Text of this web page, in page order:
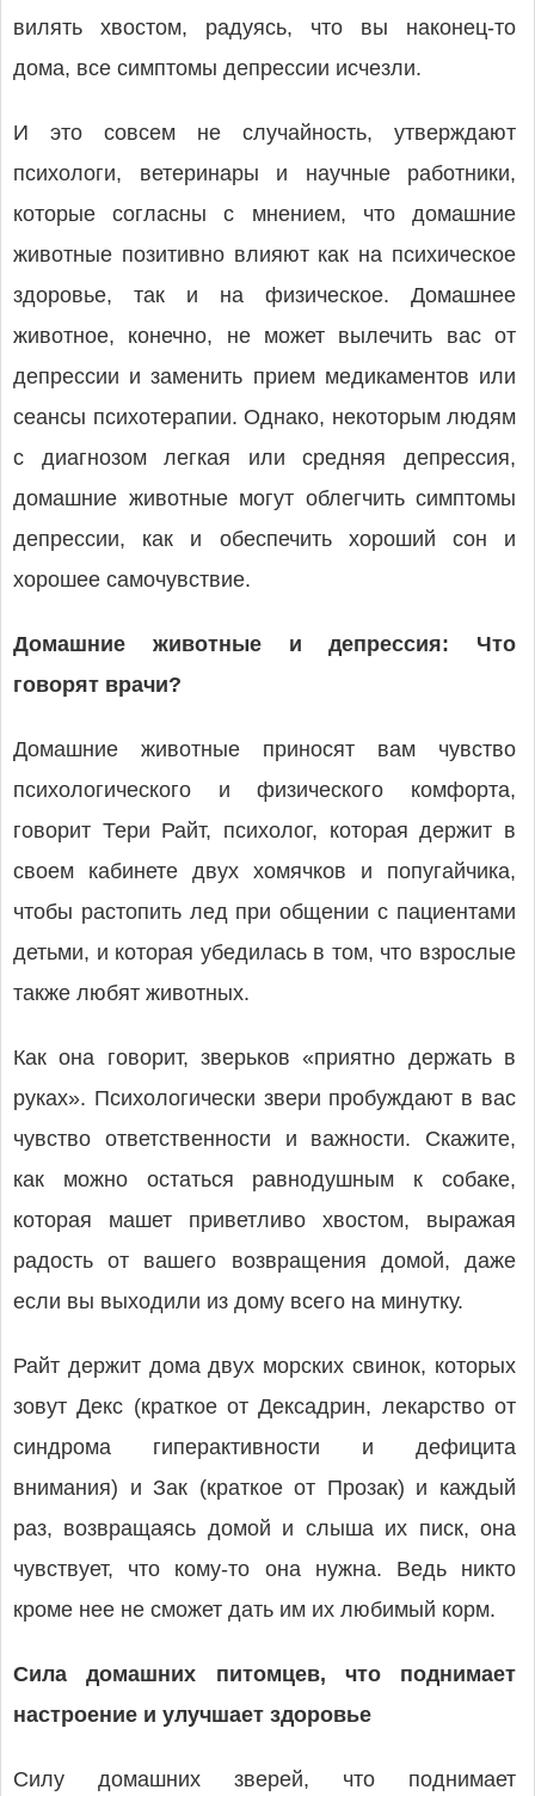
вилять хвостом, радуясь, что вы наконец-то
дома, все симптомы депрессии исчезли.
И это совсем не случайность, утверждают
психологи, ветеринары и научные работники,
которые согласны с мнением, что домашние
животные позитивно влияют как на психическое
здоровье, так и на физическое. Домашнее
животное, конечно, не может вылечить вас от
депрессии и заменить прием медикаментов или
сеансы психотерапии. Однако, некоторым людям
с диагнозом легкая или средняя депрессия,
домашние животные могут облегчить симптомы
депрессии, как и обеспечить хороший сон и
хорошее самочувствие.
Домашние животные и депрессия: Что
говорят врачи?
Домашние животные приносят вам чувство
психологического и физического комфорта,
говорит Тери Райт, психолог, которая держит в
своем кабинете двух хомячков и попугайчика,
чтобы растопить лед при общении с пациентами
детьми, и которая убедилась в том, что взрослые
также любят животных.
Как она говорит, зверьков «приятно держать в
руках». Психологически звери пробуждают в вас
чувство ответственности и важности. Скажите,
как можно остаться равнодушным к собаке,
которая машет приветливо хвостом, выражая
радость от вашего возвращения домой, даже
если вы выходили из дому всего на минутку.
Райт держит дома двух морских свинок, которых
зовут Декс (краткое от Дексадрин, лекарство от
синдрома гиперактивности и дефицита
внимания) и Зак (краткое от Прозак) и каждый
раз, возвращаясь домой и слыша их писк, она
чувствует, что кому-то она нужна. Ведь никто
кроме нее не сможет дать им их любимый корм.
Сила домашних питомцев, что поднимает
настроение и улучшает здоровье
Силу домашних зверей, что поднимает